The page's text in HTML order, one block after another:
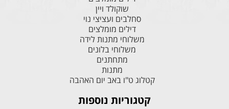
שוקולד ויין
סחלבים ועציצי נוי
דילים מומלצים
משלוחי מתנות לידה
משלוחי בלונים
מתחתנים
מתנות
קטלוג ט"ו באב יום האהבה
קטגוריות נוספות